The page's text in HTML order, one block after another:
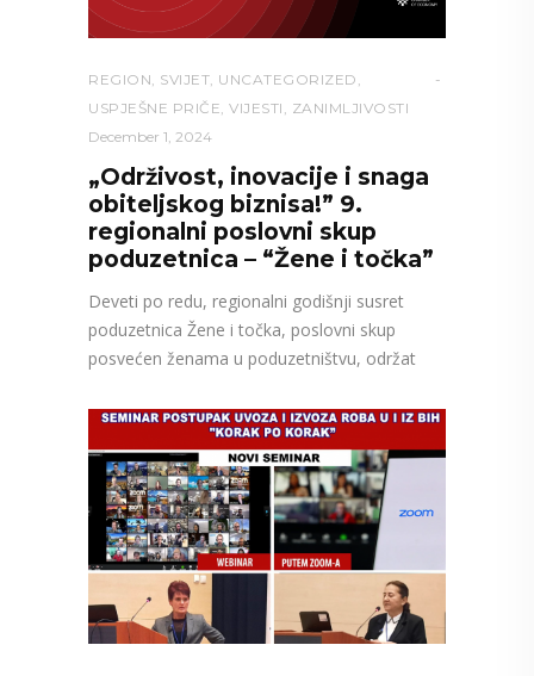
REGION, SVIJET, UNCATEGORIZED ,
USPJEŠNE PRIČE, VIJESTI , ZANIMLJIVOSTI
December 1, 2024
„Održivost, inovacije i snaga
obiteljskog biznisa!” 9.
regionalni poslovni skup
poduzetnica – “Žene i točka”
Deveti po redu, regionalni godišnji susret
poduzetnica Žene i točka, poslovni skup
posvećen ženama u poduzetništvu, održat